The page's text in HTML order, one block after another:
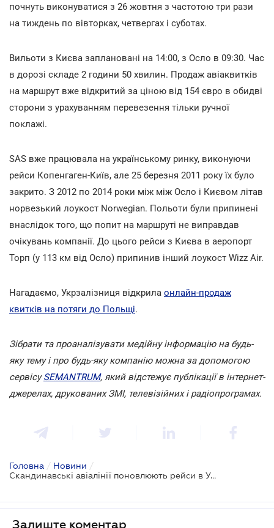
почнуть виконуватися з 26 жовтня з частотою три рази
на тиждень по вівторках, четвергах і суботах.
Вильоти з Києва заплановані на 14:00, з Осло в 09:30. Час
в дорозі складе 2 години 50 хвилин. Продаж авіаквитків
на маршрут вже відкритий за ціною від 154 євро в обидві
сторони з урахуванням перевезення тільки ручної
поклажі.
SAS вже працювала на українському ринку, виконуючи
рейси Копенгаген-Київ, але 25 березня 2011 року їх було
закрито. З 2012 по 2014 роки між між Осло і Києвом літав
норвезький лоукост Norwegian. Польоти були припинені
внаслідок того, що попит на маршруті не виправдав
очікувань компанії. До цього рейси з Києва в аеропорт
Торп (у 113 км від Осло) припинив інший лоукост Wizz Air.
Нагадаємо, Укрзалізниця відкрила онлайн-продаж
квитків на потяги до Польщі.
Зібрати та проаналізувати медійну інформацію на будь-
яку тему і про будь-яку компанію можна за допомогою
сервісуSEMANTRUM, який відстежує публікації в інтернет-
джерелах, друкованих ЗМІ, телевізійних і радіопрограмах.
Головна / Новини /
Скандинавські авіалінії поновлюють рейси в Україну
Залиште коментар